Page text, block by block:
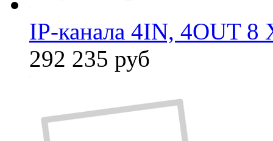
IP-канала 4IN, 4OUT 8
292 235 руб